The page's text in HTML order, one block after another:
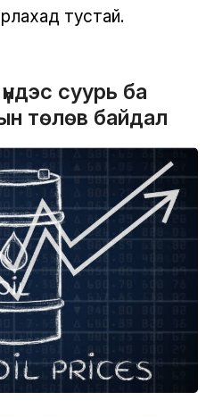
тустай.
суурь ба
төлөв байдал